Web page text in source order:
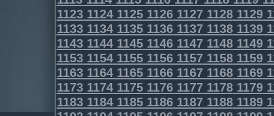
1123112411251126112711281129
1133113411351136113711381139
1143114411451146114711481149
1153115411551156115711581159
1163116411651166116711681169
1173117411751176117711781179
1183118411851186118711881189